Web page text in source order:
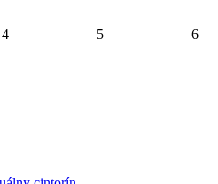
4 5 6